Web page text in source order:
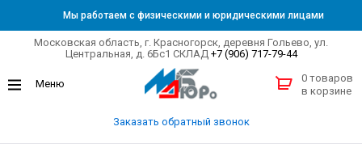
Мы работаем с физическими и юридическими лицами
Московская область, г. Красногорск, деревня Гольево, ул.
Центральная, д. 6Бс1 СКЛАД +7 (906) 717-79-44
Заказать обратный звонок
0 товаров
в корзине